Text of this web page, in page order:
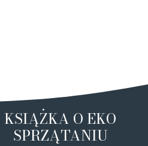
KSIĄŻKA O EKO
SPRZĄTANIU